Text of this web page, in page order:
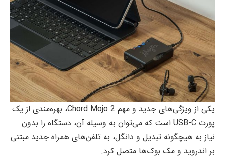
یکی از ویژگی‌های جدید و مهم Chord Mojo 2، بهره‌مندی از یک
پورت USB-C است که می‌توان به وسیله آن، دستگاه را بدون
نیاز به هیچگونه تبدیل و دانگل، به تلفن‌های همراه جدید مبتنی
بر اندروید و مک بوک‌ها متصل کرد.